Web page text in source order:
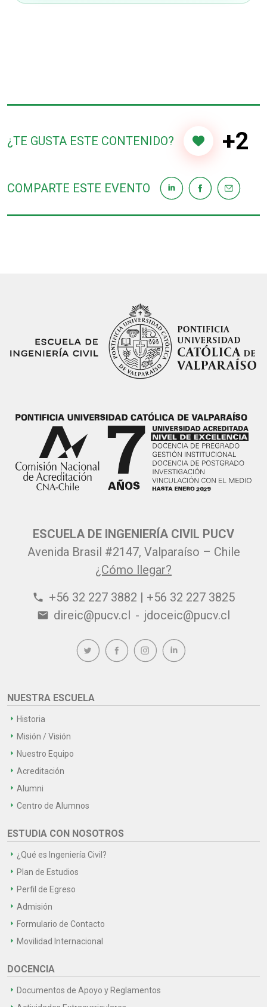
¿TE GUSTA ESTE CONTENIDO? +2
COMPARTE ESTE EVENTO
ESCUELA DE INGENIERÍA CIVIL PUCV
Avenida Brasil #2147, Valparaíso – Chile
¿Cómo llegar?
phone +56 32 227 3882 | +56 32 227 3825
email direic@pucv.cl - jdoceic@pucv.cl
NUESTRA ESCUELA
Historia
Misión / Visión
Nuestro Equipo
Acreditación
Alumni
Centro de Alumnos
ESTUDIA CON NOSOTROS
¿Qué es Ingeniería Civil?
Plan de Estudios
Perfil de Egreso
Admisión
Formulario de Contacto
Movilidad Internacional
DOCENCIA
Documentos de Apoyo y Reglamentos